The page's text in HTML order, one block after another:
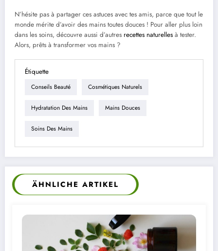
N’hésite pas à partager ces astuces avec tes amis, parce que tout le
monde mérite d’avoir des mains toutes douces ! Pour aller plus loin
dans les soins, découvre aussi d’autres recettes naturelles à tester.
Alors, prêts à transformer vos mains ?
Étiquette
Conseils Beauté Cosmétiques Naturels
Hydratation Des Mains Mains Douces
Soins Des Mains
ÄHNLICHE ARTIKEL